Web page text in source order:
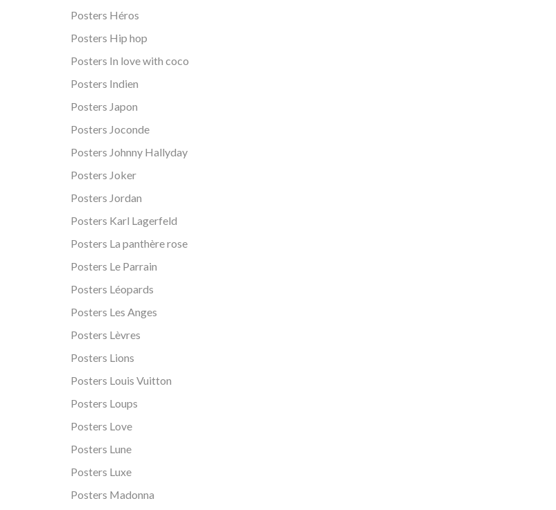
Posters Héros
Posters Hip hop
Posters In love with coco
Posters Indien
Posters Japon
Posters Joconde
Posters Johnny Hallyday
Posters Joker
Posters Jordan
Posters Karl Lagerfeld
Posters La panthère rose
Posters Le Parrain
Posters Léopards
Posters Les Anges
Posters Lèvres
Posters Lions
Posters Louis Vuitton
Posters Loups
Posters Love
Posters Lune
Posters Luxe
Posters Madonna